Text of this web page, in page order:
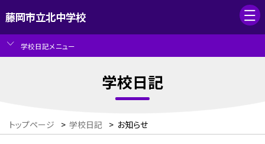
藤岡市立北中学校
学校日記メニュー
学校日記
トップページ > 学校日記 > お知らせ